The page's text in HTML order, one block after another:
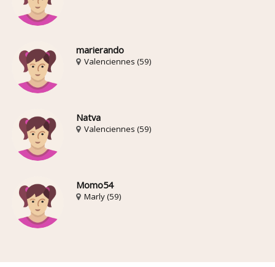
marierando
Valenciennes (59)
Natva
Valenciennes (59)
Momo54
Marly (59)